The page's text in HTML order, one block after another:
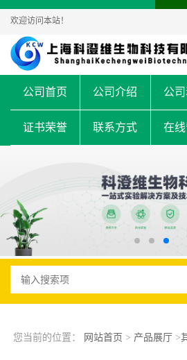
欢迎访问本站！
公司首页 公司介绍 公
证书荣誉 联系方式 在
您当前的位置： 网站首页 > 产品展厅>